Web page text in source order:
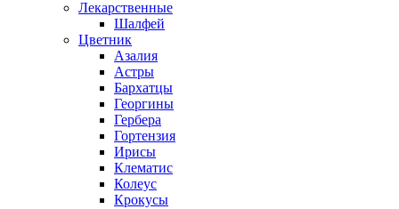
Лекарственные
Шалфей
Цветник
Азалия
Астры
Бархатцы
Георгины
Гербера
Гортензия
Ирисы
Клематис
Колеус
Крокусы